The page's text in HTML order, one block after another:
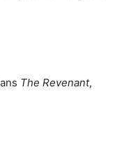
The Revenant,